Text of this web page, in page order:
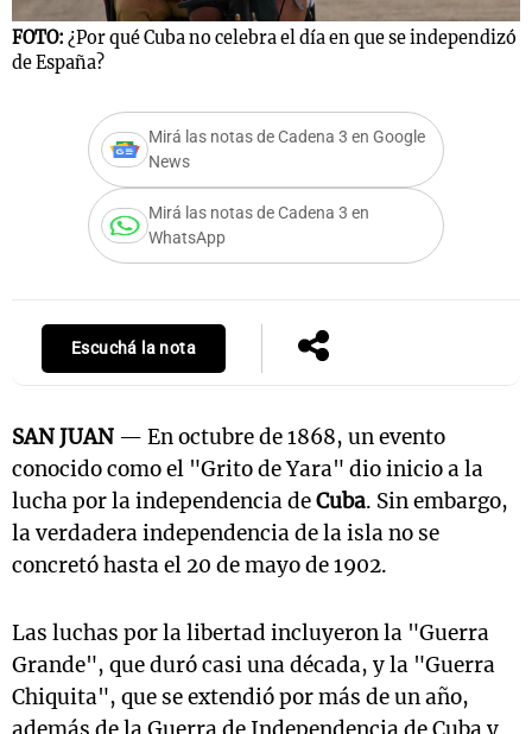
FOTO: ¿Por qué Cuba no celebra el día en que se independizó
de España?
Mirá las notas de Cadena 3 en Google
News
Mirá las notas de Cadena 3 en
WhatsApp
Escuchá la nota
SAN JUAN — En octubre de 1868, un evento
conocido como el "Grito de Yara" dio inicio a la
lucha por la independencia deCuba. Sin embargo,
la verdadera independencia de la isla no se
concretó hasta el 20 de mayo de 1902.
Las luchas por la libertad incluyeron la "Guerra
Grande", que duró casi una década, y la "Guerra
Chiquita", que se extendió por más de un año,